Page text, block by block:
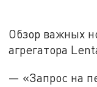
Обзор важных
агрегатора
— «Запрос на